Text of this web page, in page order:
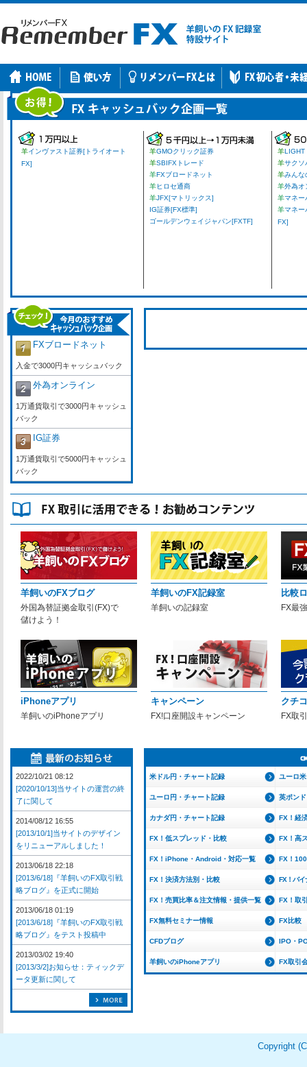
羊インヴァスト証券[トライオート
FX]
羊GMOクリック証券
羊SBIFXトレード
羊FXブロードネット
羊ヒロセ通商
羊JFX[マトリックス]
IG証券[FX標準]
ゴールデンウェイジャパン[FXTF]
羊LIGHT
羊サクソ
羊みんな
羊外為オ
羊マネー
羊マネー
FX]
FXブロードネット
入金で3000円キャッシュバック
外為オンライン
1万通貨取引で3000円キャッシュ
バック
IG証券
1万通貨取引で5000円キャッシュ
バック
羊飼いのFXブログ
外国為替証拠金取引(FX)で
儲けよう！
羊飼いのFX記録室
羊飼いの記録室
比較
FX最
iPhoneアプリ
羊飼いのiPhoneアプリ
キャンペーン
FX!口座開設キャンペーン
クチ
FX取
米ドル円・チャート記録 ユーロ
ユーロ円・チャート記録 英ポン
カナダ円・チャート記録 FX！経
FX！低スプレッド・比較 FX！高
FX！iPhone・Android・対応一覧 FX！
FX！決済方法別・比較 FX！バイ
FX！売買比率＆注文情報・提供一覧 FX！取
FX無料セミナー情報 FX比較
CFDブログ IPO・
羊飼いのiPhoneアプリ FX取引
2022/10/21 08:12
[2020/10/13]当サイトの運営の終
了に関して
2014/08/12 16:55
[2013/10/1]当サイトのデザイン
をリニューアルしました！
2013/06/18 22:18
[2013/6/18]『羊飼いのFX取引戦
略ブログ』を正式に開始
2013/06/18 01:19
[2013/6/18]『羊飼いのFX取引戦
略ブログ』をテスト投稿中
2013/03/02 19:40
[2013/3/2]お知らせ：ティックデ
ータ更新に関して
Copyright